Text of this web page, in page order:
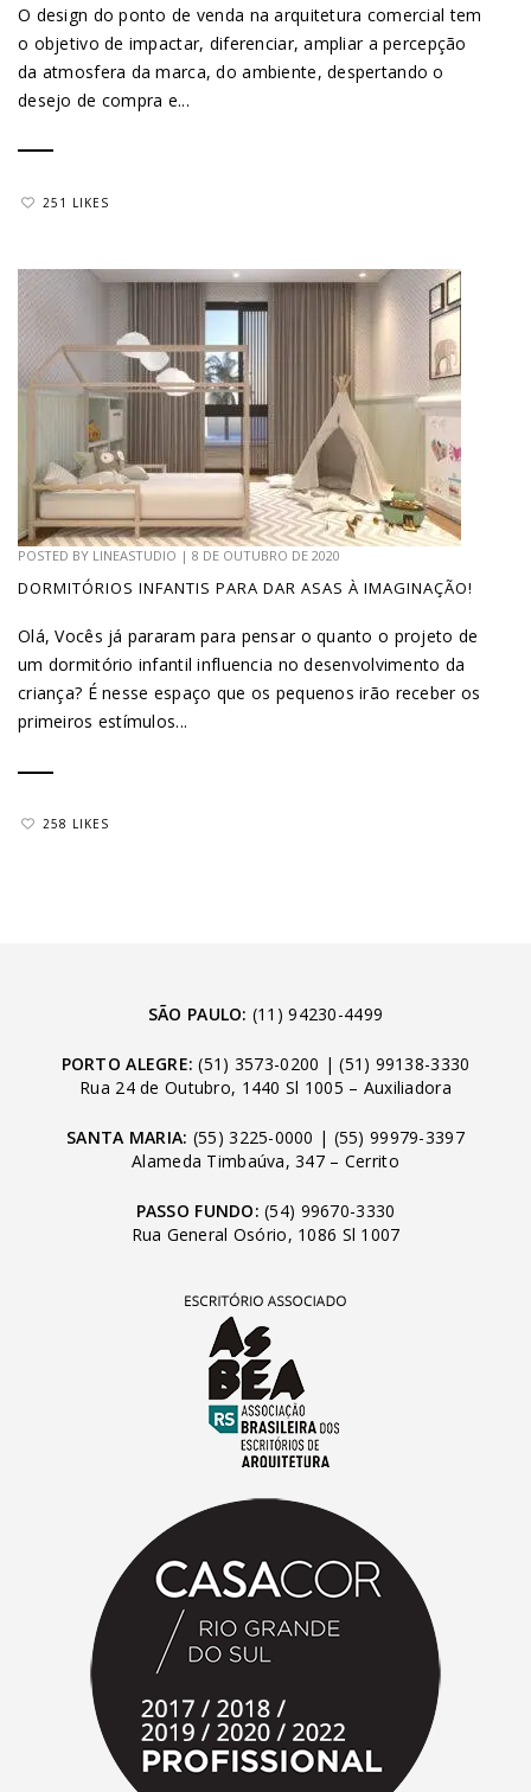
O design do ponto de venda na arquitetura comercial tem
o objetivo de impactar, diferenciar, ampliar a percepção
da atmosfera da marca, do ambiente, despertando o
desejo de compra e...
251 LIKES
POSTED BY LINEASTUDIO | 8 DE OUTUBRO DE 2020
DORMITÓRIOS INFANTIS PARA DAR ASAS À IMAGINAÇÃO!
Olá, Vocês já pararam para pensar o quanto o projeto de
um dormitório infantil influencia no desenvolvimento da
criança? É nesse espaço que os pequenos irão receber os
primeiros estímulos...
258 LIKES
SÃO PAULO: (11) 94230-4499
PORTO ALEGRE: (51) 3573-0200 |(51) 99138-3330
Rua 24 de Outubro, 1440 Sl 1005 – Auxiliadora
SANTA MARIA: (55) 3225-0000 | (55) 99979-3397
Alameda Timbaúva, 347 – Cerrito
PASSO FUNDO: (54) 99670-3330
Rua General Osório, 1086 Sl 1007